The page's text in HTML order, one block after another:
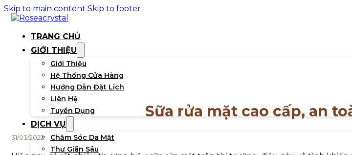
Skip to main content Skip to footer
TRANG CHỦ
GIỚI THIỆU
Giới Thiệu
Hệ Thống Cửa Hàng
Hướng Dẫn Đặt Lịch
Liên Hệ
Tuyển Dụng
DỊCH VỤ
Chăm Sóc Da Mặt
Thư Giãn Sâu
Sữa rửa mặt cao cấp, an
31/03/2022